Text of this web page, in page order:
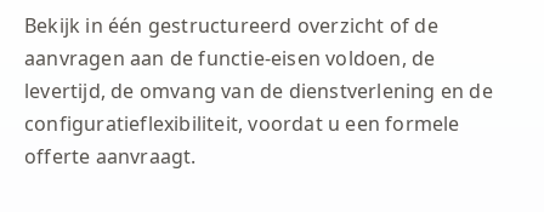
Bekijk in één gestructureerd overzicht of de
aanvragen aan de functie-eisen voldoen, de
levertijd, de omvang van de dienstverlening en de
configuratieflexibiliteit, voordat u een formele
offerte aanvraagt.